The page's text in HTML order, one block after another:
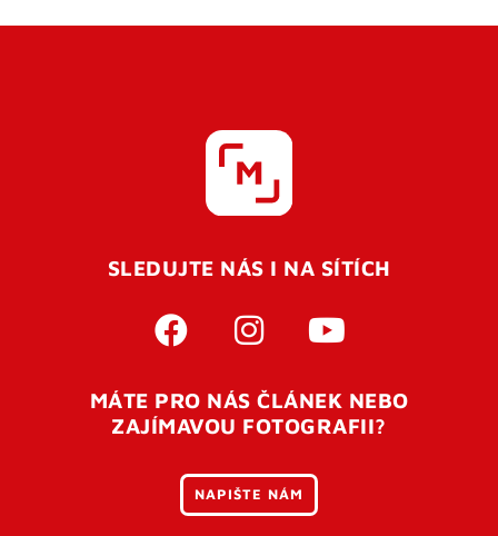
Pro úspěšné dokončení registrace je potřeba
vaší e-mailovouadresu. Po úspěšném odeslání
otevření tohoto odkazu se váš účet ověří a můžete se
přihlásit. Nezapomeňte zkontrolovat složku SPAM ve
SLEDUJTE NÁS I NA SÍTÍCH
MÁTE PRO NÁS ČLÁNEK NEBO
ZAJÍMAVOU FOTOGRAFII?
NAPIŠTE NÁM